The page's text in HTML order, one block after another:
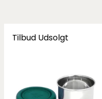
Tilbud Udsolgt